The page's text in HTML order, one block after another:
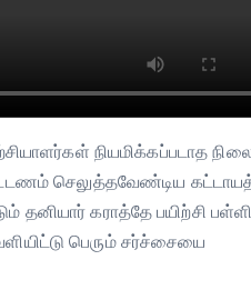
நியமிக்கப்படாத
செலுத்தவேண்டிய
கராத்தே பயிற்சி
பெரும் சர்ச்சையை